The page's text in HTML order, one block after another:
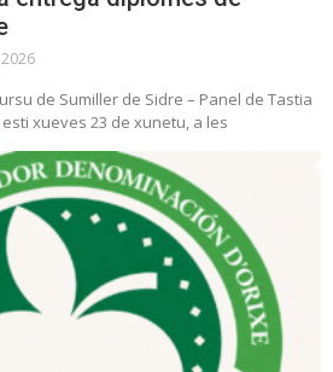
de Sumiller de Sidre – Panel de Tastia
xueves 23 de xunetu, a les